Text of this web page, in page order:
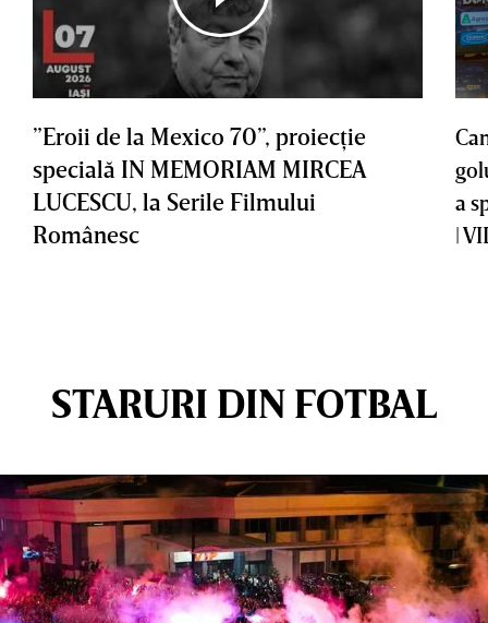
”Eroii de la Mexico 70”, proiecţie
specială IN MEMORIAM MIRCEA
LUCESCU, la Serile Filmului
Românesc
a
|
STARURI DIN FOTBAL